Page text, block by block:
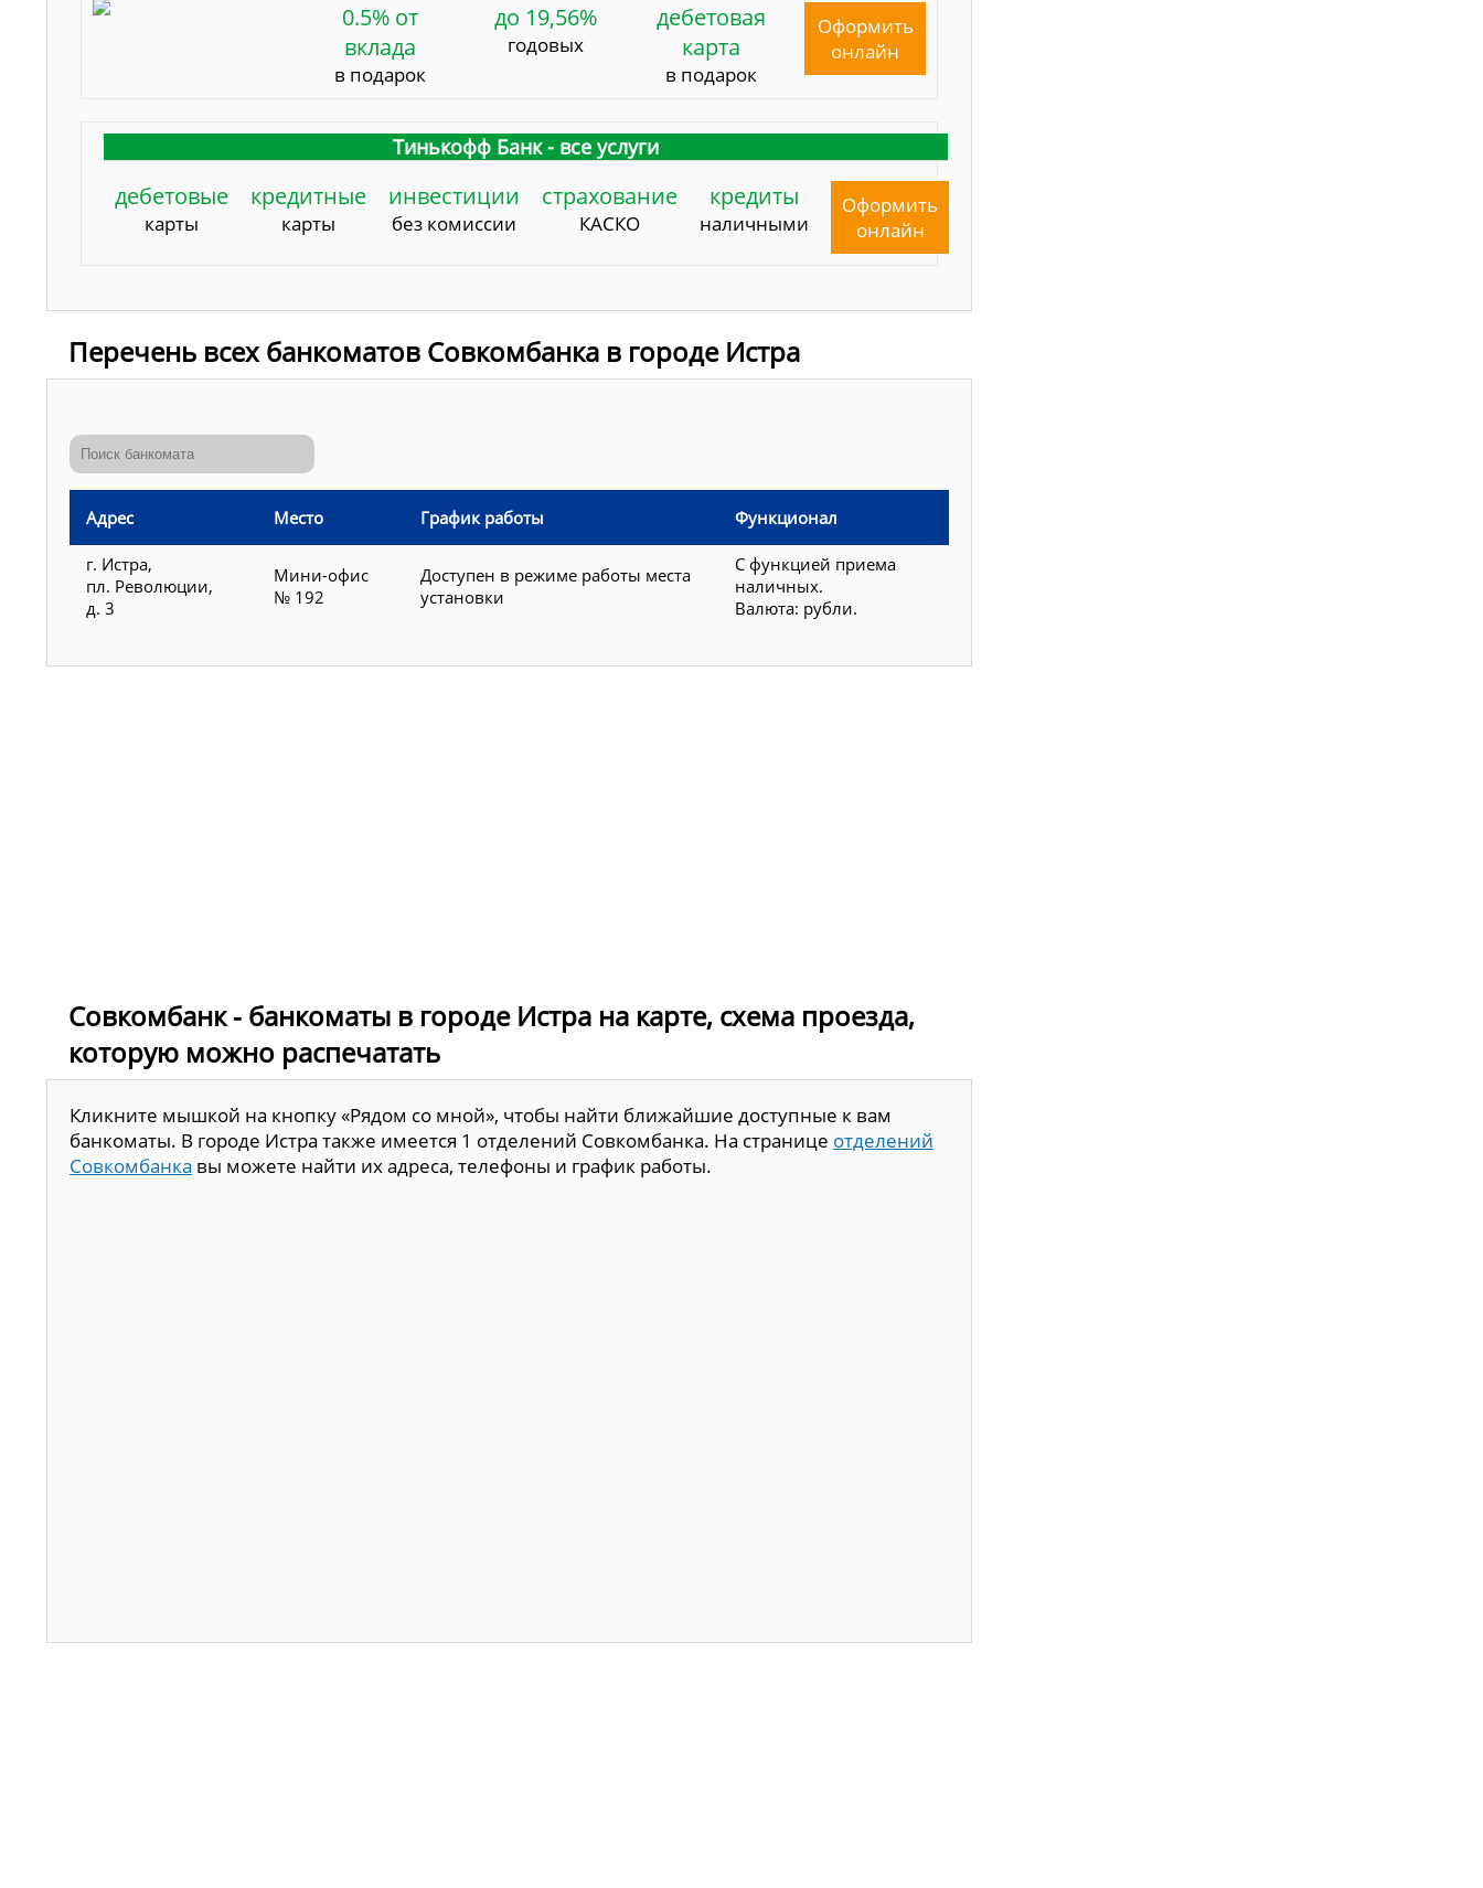
0.5% от
вклада
в подарок
до 19,56%
годовых
дебетовая
карта
в подарок
Оформить
онлайн
Тинькофф Банк - все услуги
дебетовые
карты
кредитные
карты
инвестиции
без комиссии
страхование
КАСКО
кредиты
наличными
Оформить
онлайн
Перечень всех банкоматов Совкомбанка в городе Истра
Адрес Место График работы Функционал
г. Истра,
пл. Революции,
д. 3
Мини-офис
№ 192
Доступен в режиме работы места
установки
С функцией приема
наличных.
Валюта: рубли.
Совкомбанк - банкоматы в городе Истра на карте, схема проезда,
которую можно распечатать
Кликните мышкой на кнопку «Рядом со мной», чтобы найти ближайшие доступные к вам
банкоматы. В городе Истра также имеется 1 отделений Совкомбанка. На странице отделений
Совкомбанка вы можете найти их адреса, телефоны и график работы.